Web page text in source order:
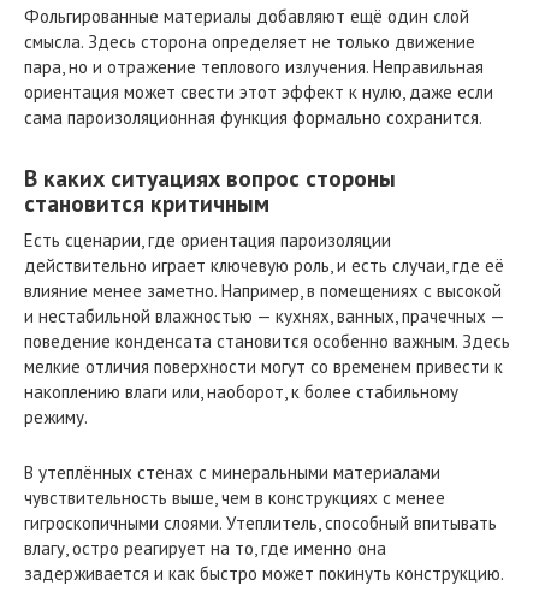
Фольгированные материалы добавляют ещё один слой
смысла. Здесь сторона определяет не только движение
пара, но и отражение теплового излучения. Неправильная
ориентация может свести этот эффект к нулю, даже если
сама пароизоляционная функция формально сохранится.
В каких ситуациях вопрос стороны
становится критичным
Есть сценарии, где ориентация пароизоляции
действительно играет ключевую роль, и есть случаи, где её
влияние менее заметно. Например, в помещениях с высокой
и нестабильной влажностью — кухнях, ванных, прачечных —
поведение конденсата становится особенно важным. Здесь
мелкие отличия поверхности могут со временем привести к
накоплению влаги или, наоборот, к более стабильному
режиму.
В утеплённых стенах с минеральными материалами
чувствительность выше, чем в конструкциях с менее
гигроскопичными слоями. Утеплитель, способный впитывать
влагу, остро реагирует на то, где именно она
задерживается и как быстро может покинуть конструкцию.